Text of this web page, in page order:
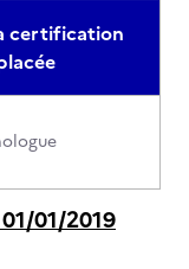
certification
01/2019